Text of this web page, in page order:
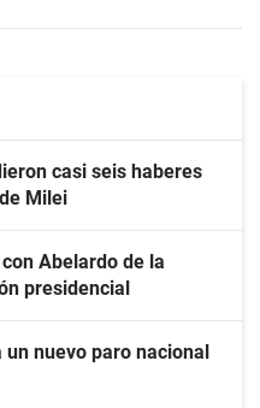
casi seis haberes
Milei
Abelardo de la
presidencial
nuevo paro nacional